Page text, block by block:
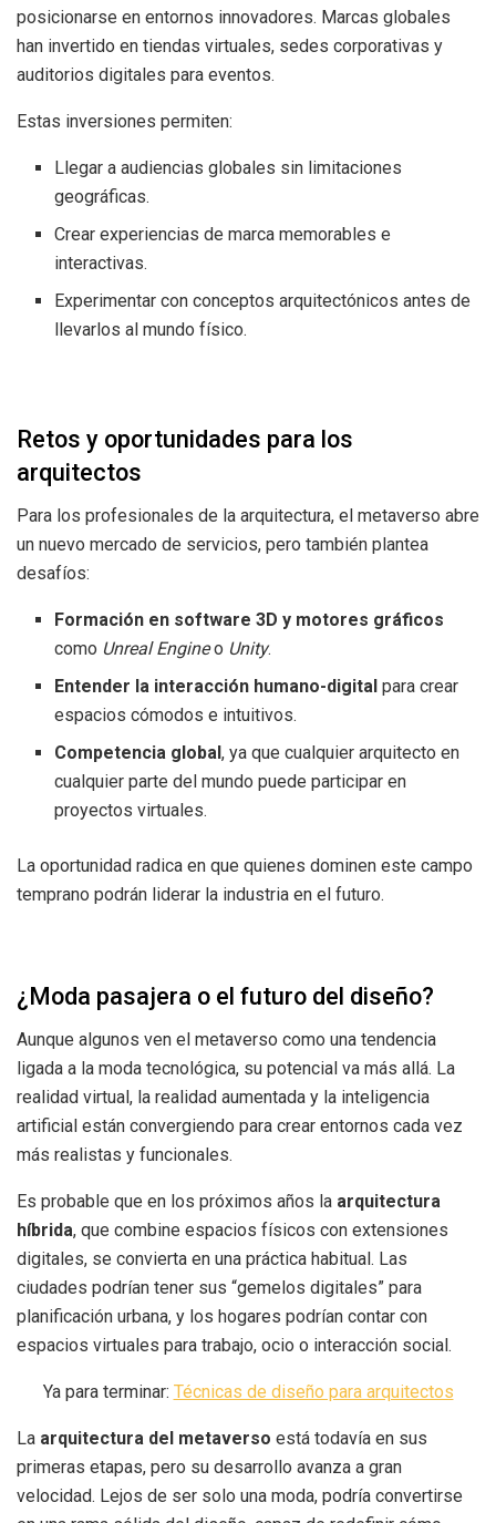
posicionarse en entornos innovadores. Marcas globales
han invertido en tiendas virtuales, sedes corporativas y
auditorios digitales para eventos.
Estas inversiones permiten:
Llegar a audiencias globales sin limitaciones
geográficas.
Crear experiencias de marca memorables e
interactivas.
Experimentar con conceptos arquitectónicos antes de
llevarlos al mundo físico.
Retos y oportunidades para los
arquitectos
Para los profesionales de la arquitectura, el metaverso abre
un nuevo mercado de servicios, pero también plantea
desafíos:
Formación en software 3D y motores gráficos
como Unreal Engineo Unity.
Entender la interacción humano-digital para crear
espacios cómodos e intuitivos.
Competencia global, ya que cualquier arquitecto en
cualquier parte del mundo puede participar en
proyectos virtuales.
La oportunidad radica en que quienes dominen este campo
temprano podrán liderar la industria en el futuro.
¿Moda pasajera o el futuro del diseño?
Aunque algunos ven el metaverso como una tendencia
ligada a la moda tecnológica, su potencial va más allá. La
realidad virtual, la realidad aumentada y la inteligencia
artificial están convergiendo para crear entornos cada vez
más realistas y funcionales.
Es probable que en los próximos años la arquitectura
híbrida, que combine espacios físicos con extensiones
digitales, se convierta en una práctica habitual. Las
ciudades podrían tener sus “gemelos digitales” para
planificación urbana, y los hogares podrían contar con
espacios virtuales para trabajo, ocio o interacción social.
Ya para terminar: Técnicas de diseño para arquitectos
La arquitectura del metaverso está todavía en sus
primeras etapas, pero su desarrollo avanza a gran
velocidad. Lejos de ser solo una moda, podría convertirse